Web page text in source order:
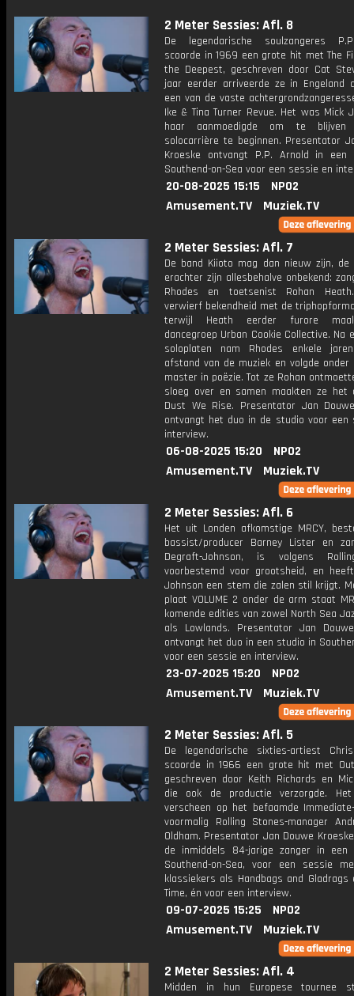
2 Meter Sessies: Afl. 8
De legendarische soulzangeres
scoorde in 1969 een grote hit met The
the Deepest, geschreven door Cat
jaar eerder arriveerde ze in Engeland
een van de vaste
Ike & Tina Turner Revue. Het was Mick
haar aanmoedigde om te
solocarrière te beginnen. Presentator
Kroeske ontvangt P.P. Arnold in
Southend-on-Sea voor een sessie en
20-08-2025 15:15
NPO2
Amusement.TV
Muziek.TV
2 Meter Sessies: Afl. 7
De band Kiioto mag dan nieuw zijn, de
erachter zijn allesbehalve onbekend:
Rhodes en toetsenist Rohan
verwierf bekendheid met de
terwijl Heath eerder furore
dancegroep Urban Cookie Collective. Na
soloplaten nam Rhodes enkele
afstand van de muziek en volgde onder
master in poëzie. Tot ze Rohan
sloeg over en samen maakten ze het
Dust We Rise. Presentator Jan
ontvangt het duo in de studio voor een
interview.
06-08-2025 15:20
NPO2
Amusement.TV
Muziek.TV
2 Meter Sessies: Afl. 6
Het uit Londen afkomstige MRCY,
bassist/producer Barney Lister en
Degraft-Johnson, is volgens
voorbestemd voor grootsheid, en
Johnson een stem die zalen stil krijgt.
plaat VOLUME 2 onder de arm staat
komende edities van zowel North Sea
als Lowlands. Presentator Jan
ontvangt het duo in een studio in
voor een sessie en interview.
23-07-2025 15:20
NPO2
Amusement.TV
Muziek.TV
2 Meter Sessies: Afl. 5
De legendarische sixties-artiest
scoorde in 1966 een grote hit met
geschreven door Keith Richards en
die ook de productie verzorgde.
verscheen op het befaamde
voormalig Rolling Stones-manager
Oldham. Presentator Jan Douwe
de inmiddels 84-jarige zanger in
Southend-on-Sea, voor een sessie
klassiekers als Handbags and
Time, én voor een interview.
09-07-2025 15:25
NPO2
Amusement.TV
Muziek.TV
2 Meter Sessies: Afl. 4
Midden in hun Europese tournee